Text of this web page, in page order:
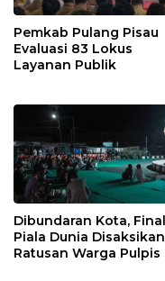
Pemkab Pulang Pisau
Evaluasi 83 Lokus
Layanan Publik
Dibundaran Kota, Final
Piala Dunia Disaksikan
Ratusan Warga Pulpis